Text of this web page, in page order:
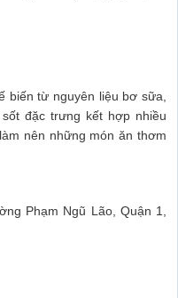
biến từ nguyên liệu bơ sữa,
đặc trưng kết hợp nhiều
nên những món ăn thơm
Phạm Ngũ Lão, Quận 1,